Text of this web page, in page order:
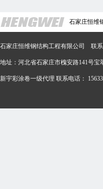
石家庄恒维
石家庄恒维钢结构工程有限公司 联系
地址：河北省石家庄市槐安路141号
新宇彩涂卷一级代理 联系电话：